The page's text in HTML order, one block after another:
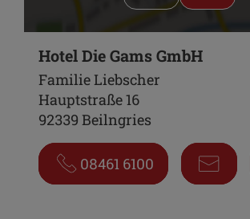
Hotel Die Gams GmbH
Familie Liebscher
Hauptstraße 16
92339 Beilngries
08461 6100